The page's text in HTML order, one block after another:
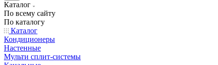
Каталог
По всему сайту
По каталогу
Каталог
Кондиционеры
Настенные
Мульти сплит-системы